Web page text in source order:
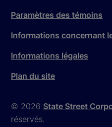
© 2026 State Street
réservés.
Paramètres des témoins
Informations concernant
Informations légales
Plan du site